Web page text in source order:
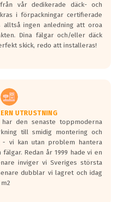
vår dedikerade däck- och
i förpackningar certifierade
ingen anledning att oroa
Dina fälgar och/eller däck
skick, redo att installeras!
UTRUSTNING
den senaste toppmoderna
till smidig montering och
- vi kan utan problem hantera
Redan år 1999 hade vi en
inviger vi Sveriges största
dubblar vi lagret och idag